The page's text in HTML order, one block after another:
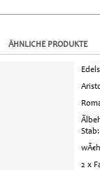
ÄHNLICHE PRODUKTE
2 x